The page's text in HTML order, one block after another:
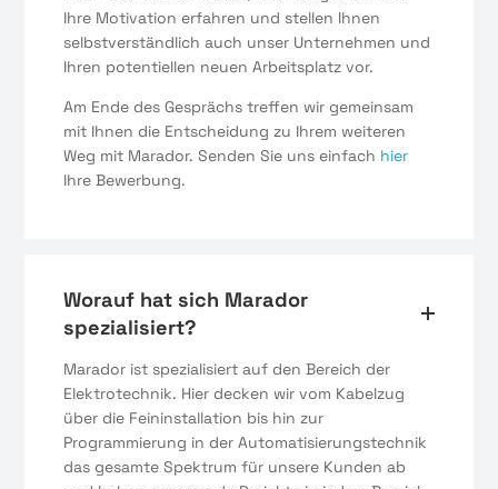
Ihre Motivation erfahren und stellen Ihnen
selbstverständlich auch unser Unternehmen und
Ihren potentiellen neuen Arbeitsplatz vor.
Am Ende des Gesprächs treffen wir gemeinsam
mit Ihnen die Entscheidung zu Ihrem weiteren
Weg mit Marador. Senden Sie uns einfach hier
Ihre Bewerbung.
Worauf hat sich Marador
spezialisiert?
Marador ist spezialisiert auf den Bereich der
Elektrotechnik. Hier decken wir vom Kabelzug
über die Feininstallation bis hin zur
Programmierung in der Automatisierungstechnik
das gesamte Spektrum für unsere Kunden ab